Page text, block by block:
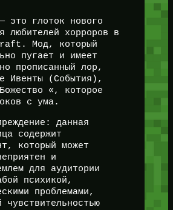
глоток нового
любителей хорроров в
Мод, который
пугает и имеет
прописанный лор,
Ивенты (События),
«, которое
с ума.
данная
содержит
который может
и
для аудитории
психикой,
проблемами,
чувствительностью